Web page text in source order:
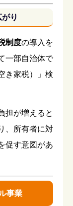
り
制度の導入を
一部自治体で
き家税）」検
担が増えると
、所有者に対
促す意図があ
事業